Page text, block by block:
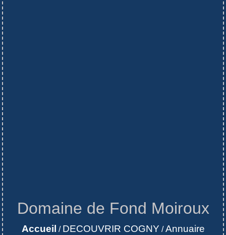
Domaine de Fond Moiroux
Accueil / DECOUVRIR COGNY /Annuaire